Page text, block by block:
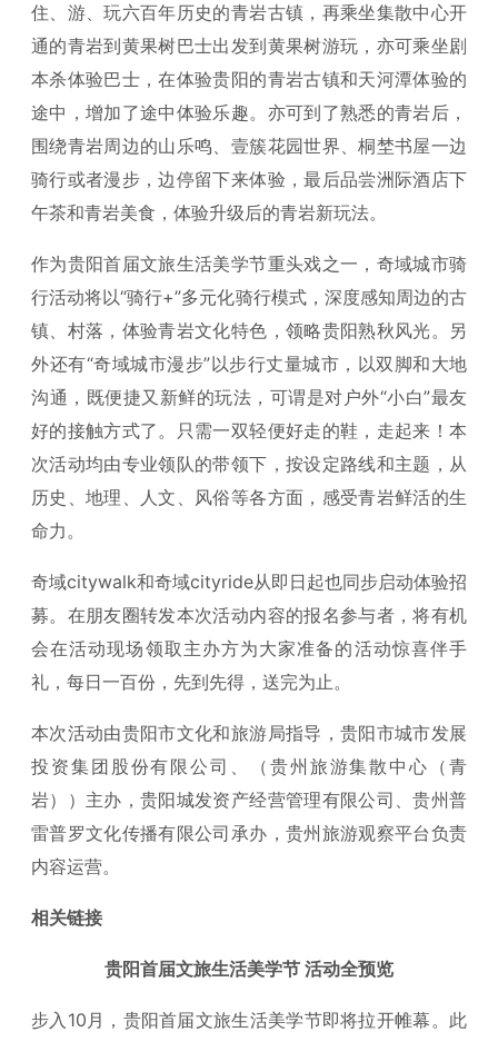
住、游、玩六百年历史的青岩古镇，再乘坐集散中心开
通的青岩到黄果树巴士出发到黄果树游玩，亦可乘坐剧
本杀体验巴士，在体验贵阳的青岩古镇和天河潭体验的
途中，增加了途中体验乐趣。亦可到了熟悉的青岩后，
围绕青岩周边的山乐鸣、壹簇花园世界、桐埜书屋一边
骑行或者漫步，边停留下来体验，最后品尝洲际酒店下
午茶和青岩美食，体验升级后的青岩新玩法。
作为贵阳首届文旅生活美学节重头戏之一，奇域城市骑
行活动将以“骑行+”多元化骑行模式，深度感知周边的古
镇、村落，体验青岩文化特色，领略贵阳熟秋风光。另
外还有“奇域城市漫步”以步行丈量城市，以双脚和大地
沟通，既便捷又新鲜的玩法，可谓是对户外“小白”最友
好的接触方式了。只需一双轻便好走的鞋，走起来！本
次活动均由专业领队的带领下，按设定路线和主题，从
历史、地理、人文、风俗等各方面，感受青岩鲜活的生
命力。
奇域citywalk和奇域cityride从即日起也同步启动体验招
募。在朋友圈转发本次活动内容的报名参与者，将有机
会在活动现场领取主办方为大家准备的活动惊喜伴手
礼，每日一百份，先到先得，送完为止。
本次活动由贵阳市文化和旅游局指导，贵阳市城市发展
投资集团股份有限公司、（贵州旅游集散中心（青
岩））主办，贵阳城发资产经营管理有限公司、贵州普
雷普罗文化传播有限公司承办，贵州旅游观察平台负责
内容运营。
相关链接
贵阳首届文旅生活美学节 活动全预览
步入10月，贵阳首届文旅生活美学节即将拉开帷幕。此